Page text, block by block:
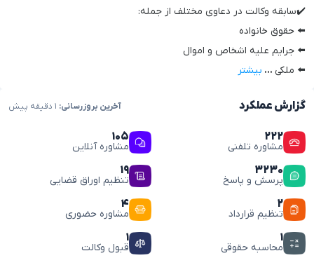
✔️سابقه وکالت در دعاوی مختلف از جمله:
⬅️ حقوق خانواده
⬅️ جرایم علیه اشخاص و اموال
⬅️ ملکی ... بیشتر
گزارش عملکرد آخرین بروزرسانی:
۲۲۲
مشاوره تلفنی
۱۰۵
مشاوره آنلاین
۳۲۳۰
پرسش و پاسخ
۱۹
تنظیم اوراق قضایی
۲
تنظیم قرارداد
۴
مشاوره حضوری
۱
محاسبه حقوقی
۱
قبول وکالت